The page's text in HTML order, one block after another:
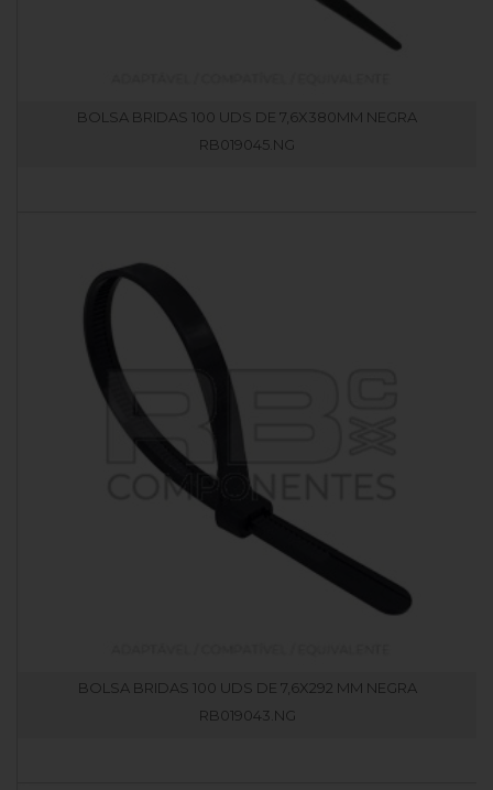
BOLSA BRIDAS 100 UDS DE 7,6X380MM NEGRA
RB019045.NG
BOLSA BRIDAS 100 UDS DE 7,6X292 MM NEGRA
RB019043.NG